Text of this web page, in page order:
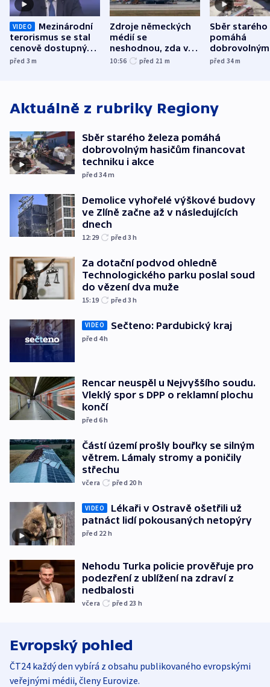
VIDEO
Mezinárodní
terorismus se stal
cenově dostupným,
varuje Bartošek
před 3m
Zdroje německých
médií se
neshodnou, zda v
letadle ohroženém
10:56 před 21 m
Sběr starého
pomáhá
dobrovolným
hasičům
před 34m
Aktuálně z rubriky Regiony
Sběr starého železa pomáhá
dobrovolným hasičům financovat
techniku i akce
před 34m
Demolice vyhořelé výškové budovy
ve Zlíně začne až v následujících
dnech
12:29 před 3h
Za dotační podvod ohledně
Technologického parku poslal soud
do vězení dva muže
15:19 před 3h
VIDEO Sečteno: Pardubický kraj
před 4h
Rencar neuspěl u Nejvyššího soudu.
Vleklý spor s DPP o reklamní plochu
končí
před 6h
Částí území prošly bouřky se silným
větrem. Lámaly stromy a poničily
střechu
včera před 20 h
VIDEO
Lékaři v Ostravě ošetřili už
patnáct lidí pokousaných netopýry
před 22 h
Nehodu Turka policie prověřuje pro
podezření z ublížení na zdraví z
nedbalosti
včera před 23 h
Evropský pohled
ČT24 každý den vybírá z obsahu publikovaného evropskými
veřejnými médii, členy Eurovize.